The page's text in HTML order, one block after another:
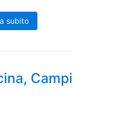
subito
Campi